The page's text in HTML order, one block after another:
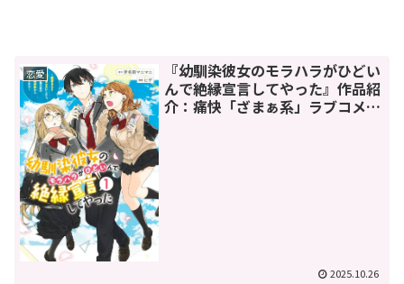
恋愛
『幼馴染彼女のモラハラがひどい
んで絶縁宣言してやった』作品紹
介：痛快「ざまぁ系」ラブコメ漫
2025.10.26